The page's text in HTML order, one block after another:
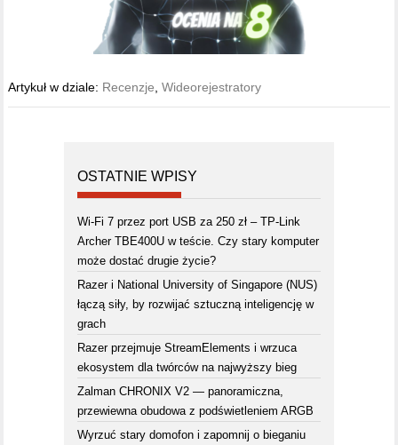
Artykuł w dziale: Recenzje ,Wideorejestratory
OSTATNIE WPISY
Wi-Fi 7 przez port USB za 250 zł – TP-Link
Archer TBE400U w teście. Czy stary komputer
może dostać drugie życie?
Razer i National University of Singapore (NUS)
łączą siły, by rozwijać sztuczną inteligencję w
grach
Razer przejmuje StreamElements i wrzuca
ekosystem dla twórców na najwyższy bieg
Zalman CHRONIX V2 — panoramiczna,
przewiewna obudowa z podświetleniem ARGB
Wyrzuć stary domofon i zapomnij o bieganiu